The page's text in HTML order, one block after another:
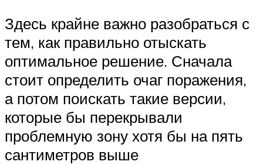
Здесь крайне важно разобраться с
тем, как правильно отыскать
оптимальное решение. Сначала
стоит определить очаг поражения,
а потом поискать такие версии,
которые бы перекрывали
проблемную зону хотя бы на пять
сантиметров выше